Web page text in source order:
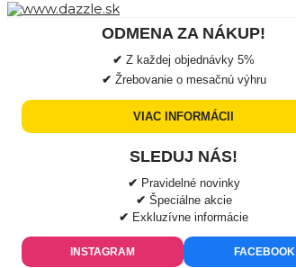
ODMENA ZA NÁKUP!
✔ Z každej objednávky 5%
✔ Žrebovanie o mesačnú výhru
VIAC INFORMÁCII
SLEDUJ NÁS!
✔ Pravidelné novinky
✔ Špeciálne akcie
✔ Exkluzívne informácie
INSTAGRAM FACEBOOK